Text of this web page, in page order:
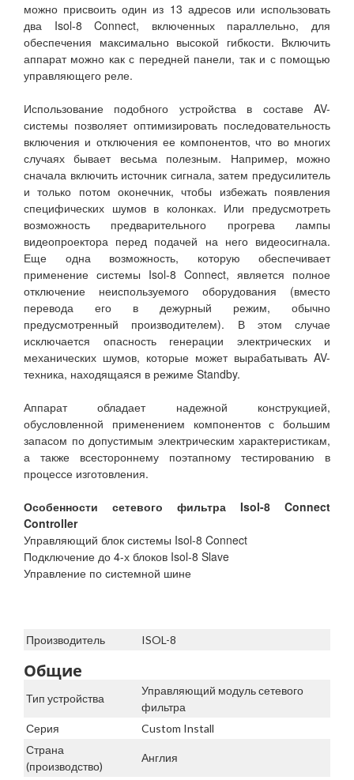
можно присвоить один из 13 адресов или использовать
два Isol-8 Connect, включенных параллельно, для
обеспечения максимально высокой гибкости. Включить
аппарат можно как с передней панели, так и с помощью
управляющего реле.
Использование подобного устройства в составе AV-
системы позволяет оптимизировать последовательность
включения и отключения ее компонентов, что во многих
случаях бывает весьма полезным. Например, можно
сначала включить источник сигнала, затем предусилитель
и только потом оконечник, чтобы избежать появления
специфических шумов в колонках. Или предусмотреть
возможность предварительного прогрева лампы
видеопроектора перед подачей на него видеосигнала.
Еще одна возможность, которую обеспечивает
применение системы Isol-8 Connect, является полное
отключение неиспользуемого оборудования (вместо
перевода его в дежурный режим, обычно
предусмотренный производителем). В этом случае
исключается опасность генерации электрических и
механических шумов, которые может вырабатывать AV-
техника, находящаяся в режиме Standby.
Аппарат обладает надежной конструкцией,
обусловленной применением компонентов с большим
запасом по допустимым электрическим характеристикам,
а также всестороннему поэтапному тестированию в
процессе изготовления.
Особенности сетевого фильтра Isol-8 Connect
Controller
Управляющий блок системы Isol-8 Connect
Подключение до 4-х блоков Isol-8 Slave
Управление по системной шине
Производитель ISOL-8
Общие
Тип устройства
Управляющий модуль сетевого
фильтра
Серия
Custom Install
Страна
(производство)
Англия